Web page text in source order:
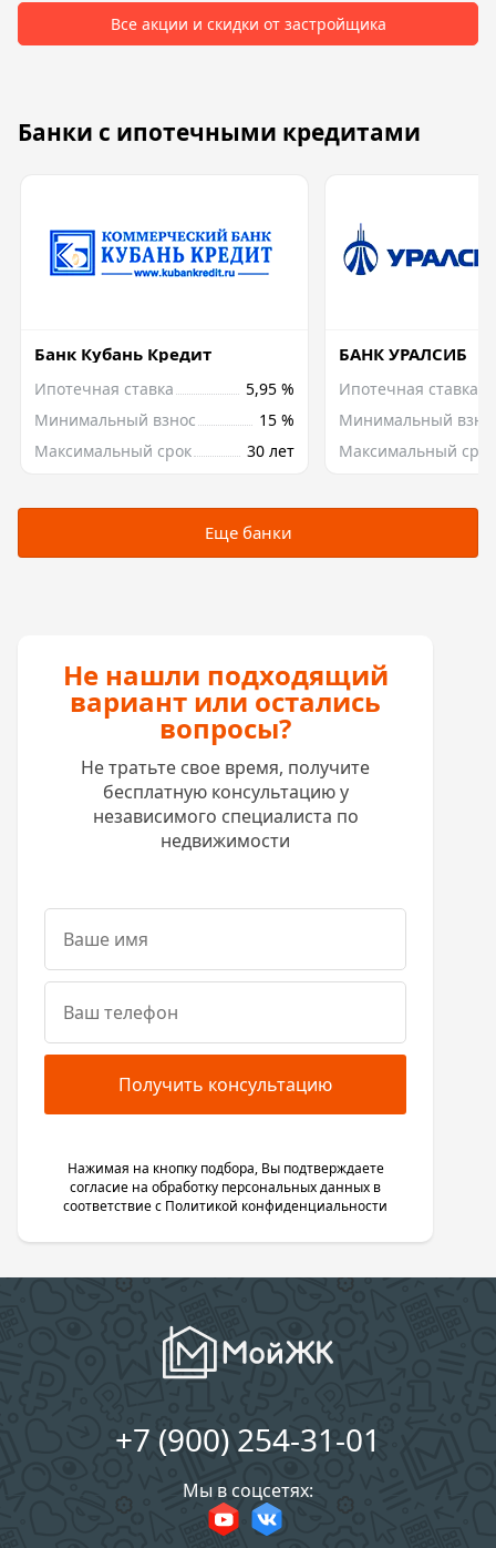
Все акции и скидки от застройщика
Банки с ипотечными кредитами
Банк Кубань Кредит
Ипотечная ставка
5,95 %
Минимальный взнос
15 %
Максимальный срок
30 лет
БАНК УРАЛСИБ
Ипотечная ставка
Минимальный
Максимальный срок
Еще банки
Не нашли подходящий
вариант или остались
вопросы?
Не тратьте свое время, получите
бесплатную консультацию у
независимого специалиста по
недвижимости
Получить консультацию
Нажимая на кнопку подбора, Вы подтверждаете
согласие на обработку персональных данных в
соответствие с Политикой конфиденциальности
+7 (900) 254-31-01
Мы в соцсетях: